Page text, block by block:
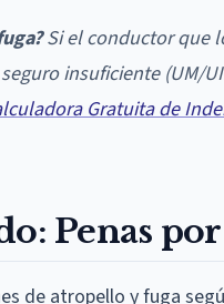
Si el conductor que
insuficiente (UM/
Gratuita de
Penas
de atropello y fuga